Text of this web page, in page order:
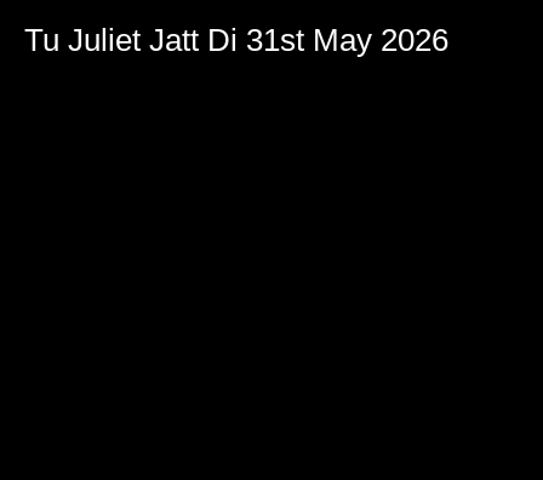
Tu Juliet Jatt Di 31st May 2026